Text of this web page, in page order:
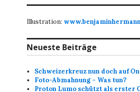
Illustration:
Neueste Beiträge
Schweizerkreuz nun doch auf
Foto-Abmahnung – Was tun?
Proton Lumo schützt als erster